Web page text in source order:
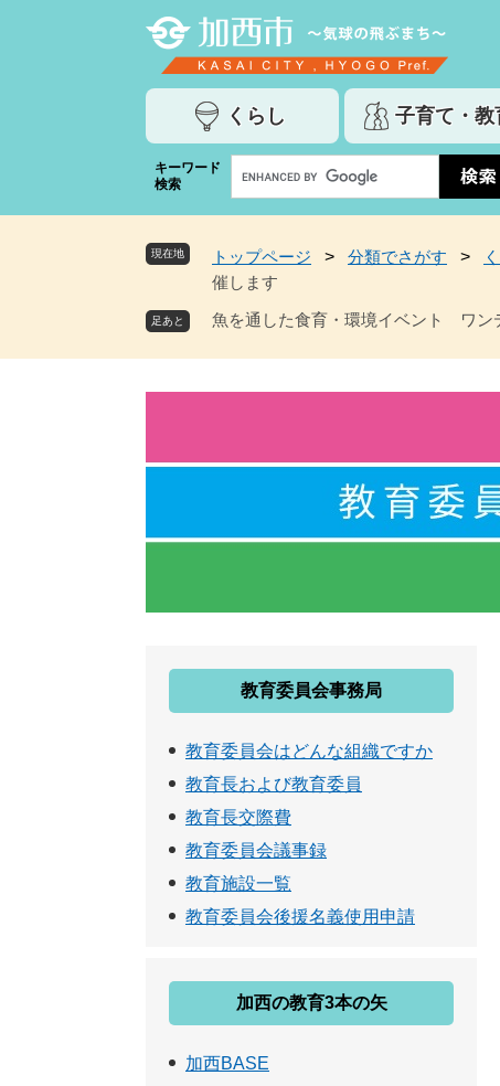
くらし 子育て・教
キーワード
検索
o
l
e
ス
検
現在地 トップページ > 分類でさがす >
催します
魚を通した食育・環境イベント ワン
教育委員会事務局
教育委員会はどんな組織ですか
教育長および教育委員
教育長交際費
教育委員会議事録
教育施設一覧
教育委員会後援名義使用申請
加西の教育3本の矢
加西BASE